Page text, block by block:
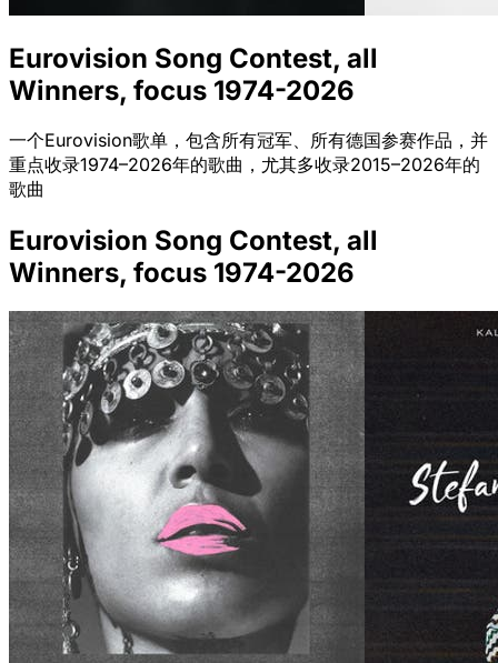
Eurovision Song Contest, all
Winners, focus 1974-2026
一个Eurovision歌单，包含所有冠军、所有德国参赛作品，并
重点收录1974–2026年的歌曲，尤其多收录2015–2026年的
歌曲
Eurovision Song Contest, all
Winners, focus 1974-2026